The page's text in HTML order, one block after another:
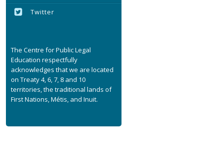
Twitter
The Centre for Public Legal
Education respectfully
acknowledges that we are located
on Treaty 4, 6, 7, 8 and 10
territories, the traditional lands of
First Nations, Métis, and Inuit.